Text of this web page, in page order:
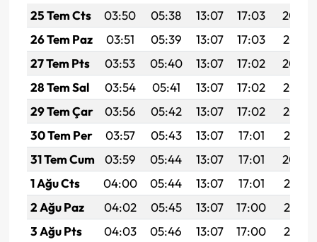
25 Tem Cts
03:50 05:38 13:07 17:03
20:26
26 Tem Paz
03:51 05:39 13:07 17:03
20:25
27 Tem Pts
03:53 05:40 13:07 17:02
20:24
28 Tem Sal
03:54 05:41 13:07 17:02
20:23
29 Tem Çar
03:56 05:42 13:07 17:02
20:22
30 Tem Per
03:57 05:43 13:07 17:01
20:21
31 Tem Cum
03:59 05:44 13:07 17:01
20:20
1 Ağu Cts
04:00 05:44 13:07 17:01
20:19
2 Ağu Paz
04:02 05:45 13:07 17:00
20:18
3 Ağu Pts
04:03 05:46 13:07 17:00
20:17